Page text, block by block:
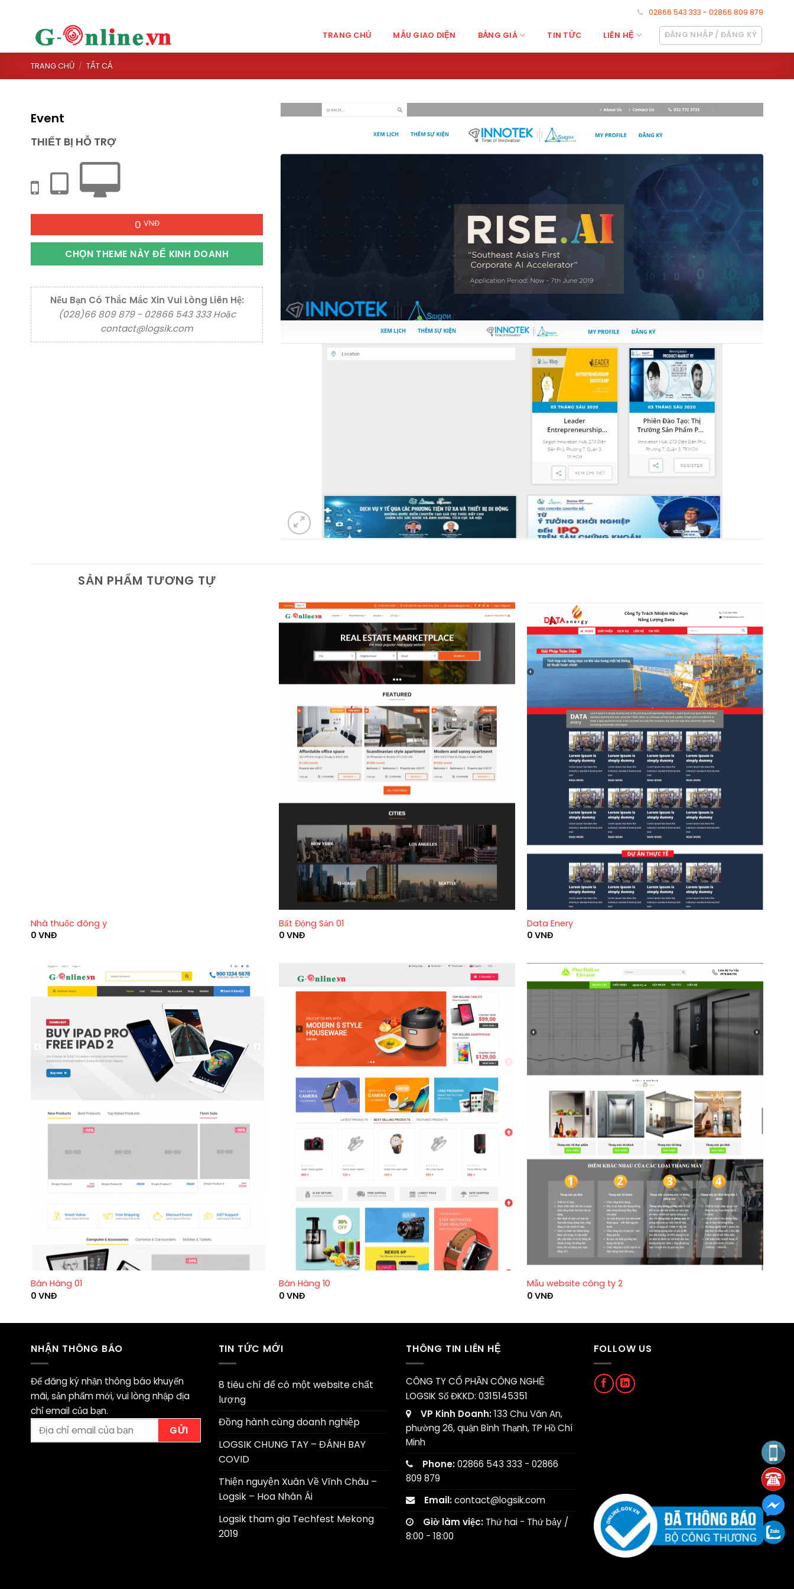
content
02866 543 333 - 02866 809 879
TRANG CHỦ MẪU GIAO DIỆN BẢNG GIÁ TIN TỨC LIÊN HỆ ĐĂNG NHẬP / ĐĂNG KÝ
TRANG CHỦ / TẤT CẢ
Event
THIẾT BỊ HỖ TRỢ
0 VNĐ
CHỌN THEME NÀY ĐỂ KINH DOANH
Nếu Bạn Có Thắc Mắc Xin Vui Lòng Liên Hệ:
(028)66 809 879 - 02866 543 333 Hoặc
contact@logsik.com
SẢN PHẨM TƯƠNG TỰ
Nhà thuốc đông y
0 VNĐ
Bất Động Sản 01
0 VNĐ
Data Enery
0 VNĐ
Bán Hàng 01
0 VNĐ
Bán Hàng 10
0 VNĐ
Mẫu website công ty 2
0 VNĐ
NHẬN THÔNG BÁO
Để đăng ký nhận thông báo khuyến
mãi, sản phẩm mới, vui lòng nhập địa
chỉ email của bạn.
TIN TỨC MỚI
8 tiêu chí để có một website chất
lượng
Đồng hành cùng doanh nghiệp
LOGSIK CHUNG TAY – ĐÁNH BAY
COVID
Thiện nguyện Xuân Về Vĩnh Châu –
Logsik – Hoa Nhân Ái
Logsik tham gia Techfest Mekong
2019
THÔNG TIN LIÊN HỆ
CÔNG TY CỔ PHẦN CÔNG NGHỆ
LOGSIK Số ĐKKD: 0315145351
VP Kinh Doanh:133 Chu Văn An,
phường 26, quận Bình Thạnh, TP Hồ Chí
Minh
Phone:02866 543 333 - 02866
809 879
Email:contact@logsik.com
Giờ làm việc: Thứ hai - Thứ bảy /
8:00 - 18:00
FOLLOW US